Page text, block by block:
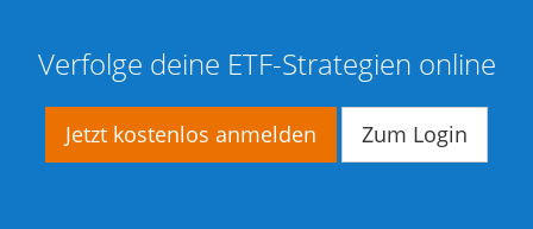
Verfolge deine ETF-Strategien online
Jetzt kostenlos anmelden Zum Login